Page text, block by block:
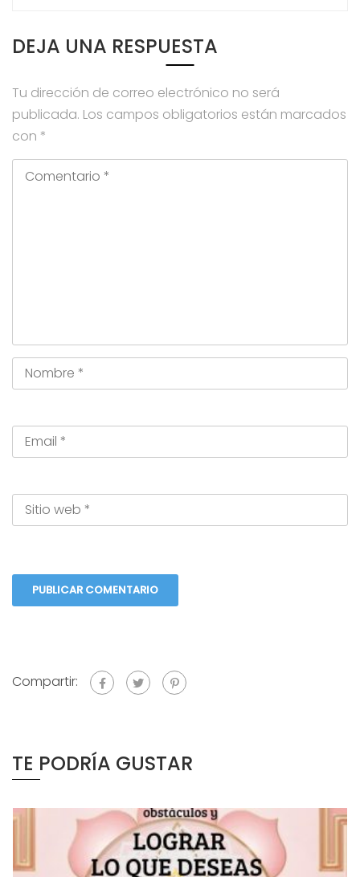
DEJA UNA RESPUESTA
Tu dirección de correo electrónico no será
publicada. Los campos obligatorios están marcados
con *
Compartir:
TE PODRÍA GUSTAR